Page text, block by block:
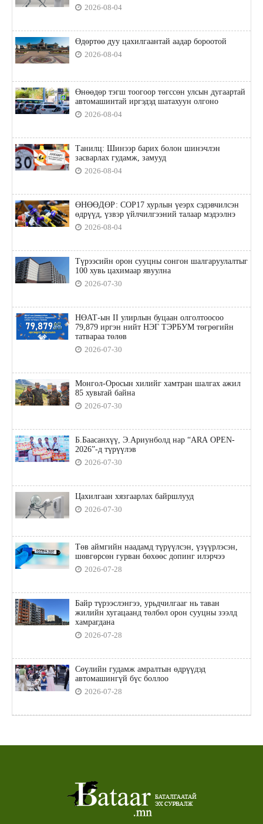
2026-08-04
Өдөртөө дуу цахилгаантай аадар бороотой
2026-08-04
Өнөөдөр тэгш тоогоор төгссөн улсын дугаартай
автомашинтай иргэдэд шатахуун олгоно
2026-08-04
Танилц: Шинээр барих болон шинэчлэн
засварлах гудамж, замууд
2026-08-04
ӨНӨӨДӨР: COP17 хурлын үеэрх сэдэвчилсэн
өдрүүд, үзвэр үйлчилгээний талаар мэдээлнэ
2026-08-04
Түрээсийн орон сууцны сонгон шалгаруулалтыг
100 хувь цахимаар явуулна
2026-07-30
НӨАТ-ын II улирлын буцаан олголтоосоо
79,879 иргэн нийт НЭГ ТЭРБУМ төгрөгийн
татвараа төлөв
2026-07-30
Монгол-Оросын хилийг хамтран шалгах ажил
85 хувьтай байна
2026-07-30
Б.Баасанхүү, Э.Ариунболд нар “ARA OPEN-
2026”-д түрүүлэв
2026-07-30
Цахилгаан хязгаарлах байршлууд
2026-07-30
Төв аймгийн наадамд түрүүлсэн, үзүүрлэсэн,
шөвгөрсөн гурван бөхөөс допинг илэрчээ
2026-07-28
Байр түрээслэнгээ, урьдчилгааг нь таван
жилийн хугацаанд төлбөл орон сууцны зээлд
хамрагдана
2026-07-28
Сөүлийн гудамж амралтын өдрүүдэд
автомашингүй бүс боллоо
2026-07-28